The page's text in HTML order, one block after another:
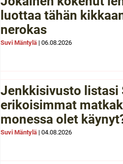
luottaa tähän
nerokas
Suvi Mäntylä | 06.08.2026
Jenkkisivusto listasi
erikoisimmat
monessa olet
Suvi Mäntylä | 04.08.2026